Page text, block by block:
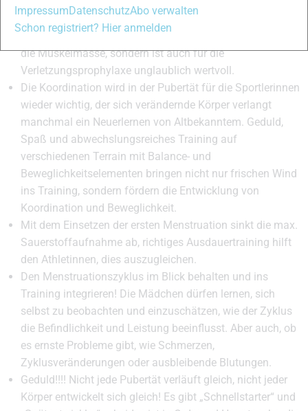
langsam gesteigert und anfangs nur mit dem eigenen
Körpergewicht durchgeführt werden. Das erhöht nicht nur
die Muskelmasse, sondern ist auch für die
Verletzungsprophylaxe unglaublich wertvoll.
Die Koordination wird in der Pubertät für die Sportlerinnen
wieder wichtig, der sich verändernde Körper verlangt
manchmal ein Neuerlernen von Altbekanntem. Geduld,
Spaß und abwechslungsreiches Training auf
verschiedenen Terrain mit Balance- und
Beweglichkeitselementen bringen nicht nur frischen Wind
ins Training, sondern fördern die Entwicklung von
Koordination und Beweglichkeit.
Mit dem Einsetzen der ersten Menstruation sinkt die max.
Sauerstoffaufnahme ab, richtiges Ausdauertraining hilft
den Athletinnen, dies auszugleichen.
Den Menstruationszyklus im Blick behalten und ins
Training integrieren! Die Mädchen dürfen lernen, sich
selbst zu beobachten und einzuschätzen, wie der Zyklus
die Befindlichkeit und Leistung beeinflusst. Aber auch, ob
es ernste Probleme gibt, wie Schmerzen,
Zyklusveränderungen oder ausbleibende Blutungen.
Geduld!!!! Nicht jede Pubertät verläuft gleich, nicht jeder
Körper entwickelt sich gleich! Es gibt „Schnellstarter“ und
Impressum DatenschutzAbo verwalten
Schon registriert? Hier anmelden